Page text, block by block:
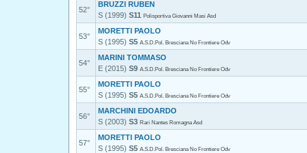
52°
BRUZZI RUBEN
S (1999) S11 Polisportiva Giovanni Masi Asd
53°
MORETTI PAOLO
S (1995) S5 A.S.D.Pol. Bresciana No Frontiere Odv
54°
MARINI TOMMASO
E (2015) S9 A.S.D.Pol. Bresciana No Frontiere Odv
55°
MORETTI PAOLO
S (1995) S5 A.S.D.Pol. Bresciana No Frontiere Odv
56°
MARCHINI EDOARDO
S (2003) S3 Rari Nantes Romagna Asd
57°
MORETTI PAOLO
S (1995) S5 A.S.D.Pol. Bresciana No Frontiere Odv